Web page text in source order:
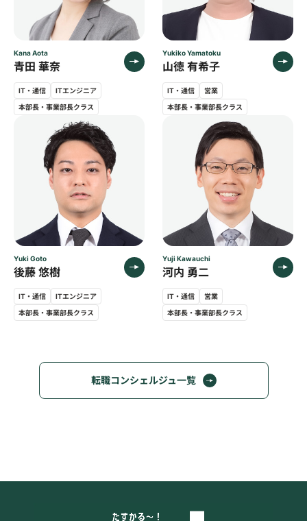
Kana Aota
青田 華奈
IT・通信
ITエンジニア
本部長・事業部長クラス
Yukiko Yamatoku
山徳 有希子
IT・通信
営業
本部長・事業部長クラス
Yuki Goto
後藤 悠樹
IT・通信
ITエンジニア
本部長・事業部長クラス
Yuji Kawauchi
河内 勇二
IT・通信
営業
本部長・事業部長クラス
転職コンシェルジュ一覧